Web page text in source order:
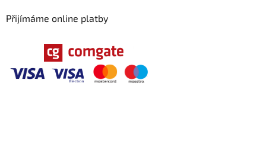
Přijímáme online platby